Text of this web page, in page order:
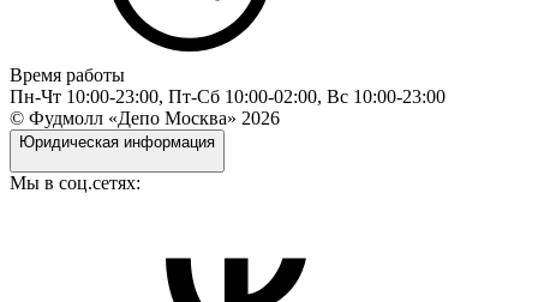
Время работы
Пн-Чт 10:00-23:00, Пт-Сб 10:00-02:00, Вс 10:00-23:00
© Фудмолл «Депо Москва» 2026
Юридическая информация
Мы в соц.сетях: